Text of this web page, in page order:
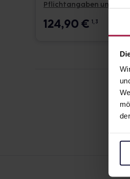
Pflichtangaben und
124,90€ 1, 3